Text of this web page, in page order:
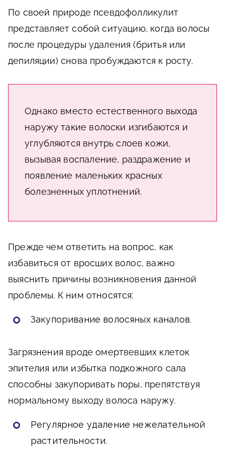
По своей природе псевдофолликулит
представляет собой ситуацию, когда волосы
после процедуры удаления (бритья или
депиляции) снова пробуждаются к росту.
Однако вместо естественного выхода
наружу такие волоски изгибаются и
углубляются внутрь слоев кожи,
вызывая воспаление, раздражение и
появление маленьких красных
болезненных уплотнений.
Прежде чем ответить на вопрос, как
избавиться от вросших волос, важно
выяснить причины возникновения данной
проблемы. К ним относятся:
Закупоривание волосяных каналов.
Загрязнения вроде омертвевших клеток
эпителия или избытка подкожного сала
способны закупоривать поры, препятствуя
нормальному выходу волоса наружу.
Регулярное удаление нежелательной
растительности.